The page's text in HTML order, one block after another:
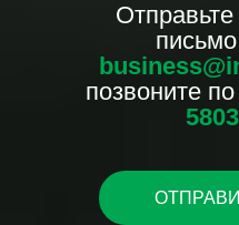
позвоните